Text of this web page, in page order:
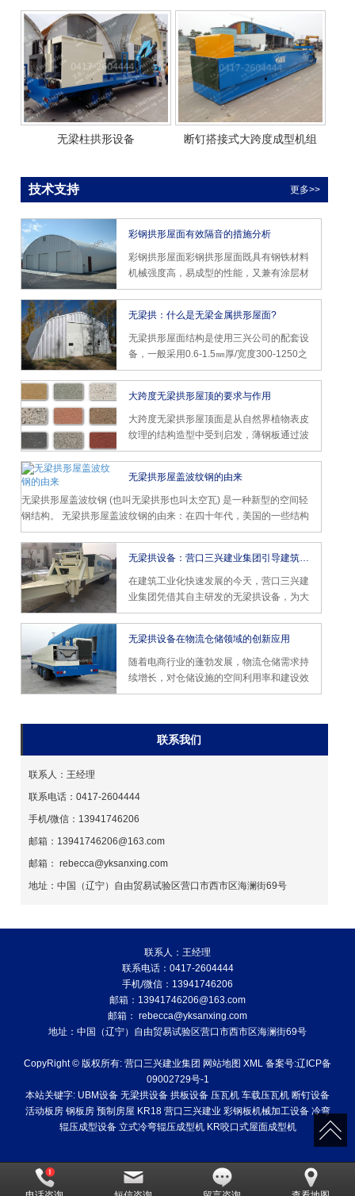
无梁柱拱形设备 断钉搭接式大跨度成型机组
技术支持 更多>>
彩钢拱形屋面有效隔音的措施分析
彩钢拱形屋面彩钢拱形屋面既具有钢铁材料
机械强度高，易成型的性能，又兼有涂层材
料良好的装饰性和耐腐蚀性。然而彩钢拱形
象，面对这种情况该如何解决呢?
无梁拱：什么是无梁金属拱形屋面?
无梁拱形屋面结构是使用三兴公司的配套设
备，一般采用0.6-1.5㎜厚/宽度300-1250之
间的彩涂成卷钢板为原料，经过压板、锁
施工周期短、投资少、施工快，广泛适用于
军事设施、体育场馆、工业厂房、仓储库
房、车库、机库等。
大跨度无梁拱形屋顶的要求与作用
大跨度无梁拱形屋顶面是从自然界植物表皮
纹理的结构造型中受到启发，薄钢板通过波
纹加强强度，从而作成较大跨度结构的屋面
无梁拱形屋盖波纹钢的由来
无梁拱形屋盖波纹钢 (也叫无梁拱形也叫太空瓦) 是一种新型的空间轻
钢结构。 无梁拱形屋盖波纹钢的由来：在四十年代，美国的一些结构
师们从自然界植物表皮纹理的结构造型中受到启发，采用各种科学方
法研究极薄的材料通过波纹达到加劲的效果，从而发现制成较大跨度
结构的方法。
无梁拱设备：营口三兴建业集团引导建筑工业化新浪潮
在建筑工业化快速发展的今天，营口三兴建
业集团凭借其自主研发的无梁拱设备，为大
跨度建筑领域带来了革命性的解决方案。作
业，营口三兴建业集团自 1992 年成立以
来，始终专注于无梁拱设备的研发与生产，
产品涵盖 K-span 拱形屋面板成形机组、无
梁柱拱形屋面板成型机组等多种类型，广泛
域。
无梁拱设备在物流仓储领域的创新应用
随着电商行业的蓬勃发展，物流仓储需求持
续增长，对仓储设施的空间利用率和建设效
率提出了更高要求。营口三兴建业集团的无
仓储领域的理想选择。该设备采用无梁柱设
计，可实现 7.2 米的净高和 85% 的空间利
用率，相比传统钢结构仓库提升了 25% 的
联系我们
联系人：王经理
联系电话：0417-2604444
手机/微信：13941746206
邮箱：13941746206@163.com
邮箱： rebecca@yksanxing.com
地址：中国（辽宁）自由贸易试验区营口市西市区海澜街69号
联系人：王经理
联系电话：0417-2604444
手机/微信：13941746206
邮箱：13941746206@163.com
邮箱： rebecca@yksanxing.com
地址：中国（辽宁）自由贸易试验区营口市西市区海澜街69号
CopyRight © 版权所有: 营口三兴建业集团 网站地图 XML 备案号:辽ICP备
09002729号-1
本站关键字: UBM设备 无梁拱设备 拱板设备 压瓦机 车载压瓦机 断钉设备
活动板房 钢板房 预制房屋 KR18 营口三兴建业 彩钢板机械加工设备 冷弯
辊压成型设备 立式冷弯辊压成型机 KR咬口式屋面成型机